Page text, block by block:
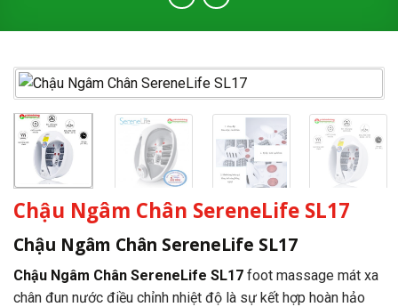
Chậu Ngâm Chân SereneLife SL17
Chậu Ngâm Chân SereneLife SL17
Chậu Ngâm Chân SereneLife SL17 foot massage mát xa
chân đun nước điều chỉnh nhiệt độ là sự kết hợp hoàn hảo